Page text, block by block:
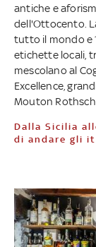
antiche e
dell'Ottocento.
tutto il mondo e
etichette locali,
mescolano al
Excellence,
Mouton
Dalla Sicilia alle Maldive, le 10 mete dove sognano
di andare gli